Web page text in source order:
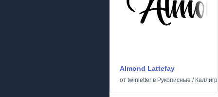
Almond Lattefay
от twinletter в Рукописные /